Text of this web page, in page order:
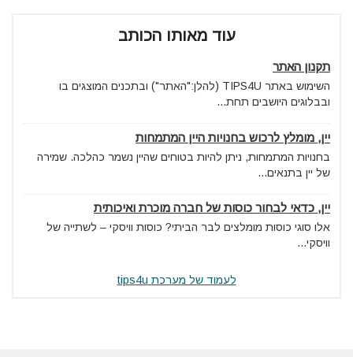
עוד מאותו הכותב
תקנון האתר
השימוש באתר TIPS4U (להלן:"האתר") ובתכנים המוצגים בו
ובבלוגים היושבים תחת...
יין, מומלץ לרכוש בחנויות היין המתמחות
בחנויות המתמחות, ניתן להיות בטוחים שהיין נשמר כהלכה. שמירה
של יין בתנאים...
יין, כדאי לבחור כוסות של חברה מוכרת ואיכותית
אלו סוגי כוסות מומלצים לבר הביתי? כוסות וויסקי – לשתייה של
וויסקי...
לעמוד של מערכת tips4u